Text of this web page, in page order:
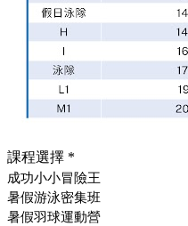
課程選擇 *
成功小小冒險王
暑假游泳密集班
暑假羽球運動營